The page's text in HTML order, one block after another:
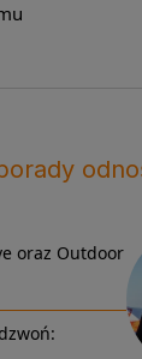
oraz Outdoor